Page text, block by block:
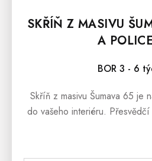
SKŘÍŇ Z MASIVU
A
BOR 3 - 6
Skříň z masivu Šumava 65 je
do vašeho interiéru.
provedením.